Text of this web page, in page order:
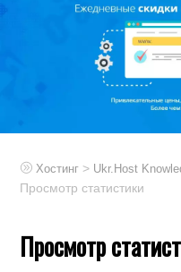
Хостинг > Ukr.Host
Просмотр статистики
Просмотр